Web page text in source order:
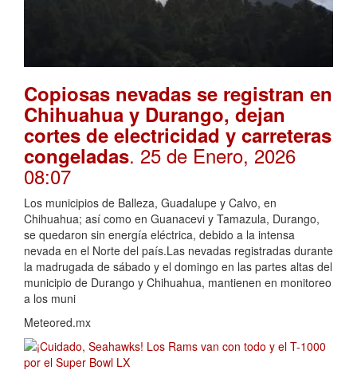
Copiosas nevadas se registran en
Chihuahua y Durango, dejan
cortes de electricidad y carreteras
congeladas. 25 de Enero, 2026
08:07
Los municipios de Balleza, Guadalupe y Calvo, en
Chihuahua; así como en Guanacevi y Tamazula, Durango,
se quedaron sin energía eléctrica, debido a la intensa
nevada en el Norte del país.Las nevadas registradas durante
la madrugada de sábado y el domingo en las partes altas del
municipio de Durango y Chihuahua, mantienen en monitoreo
a los muni
Meteored.mx